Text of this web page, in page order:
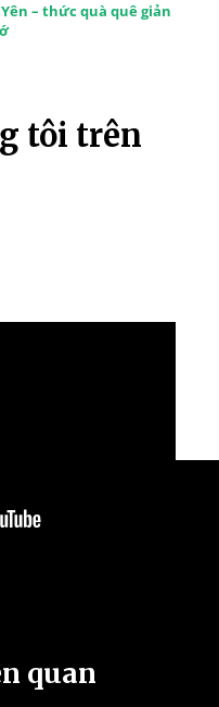
– thức quà quê giản
tôi trên
quan